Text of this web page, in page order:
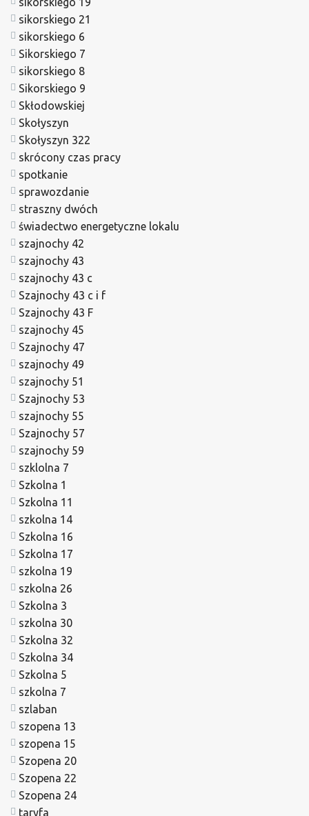
sikorskiego 21
sikorskiego 6
Sikorskiego 7
sikorskiego 8
Sikorskiego 9
Skłodowskiej
Skołyszyn
Skołyszyn 322
skrócony czas pracy
spotkanie
sprawozdanie
straszny dwóch
świadectwo energetyczne lokalu
szajnochy 42
szajnochy 43
szajnochy 43 c
Szajnochy 43 c i f
Szajnochy 43 F
szajnochy 45
Szajnochy 47
szajnochy 49
szajnochy 51
Szajnochy 53
szajnochy 55
Szajnochy 57
szajnochy 59
szklolna 7
Szkolna 1
Szkolna 11
szkolna 14
Szkolna 16
Szkolna 17
szkolna 19
szkolna 26
Szkolna 3
szkolna 30
Szkolna 32
Szkolna 34
Szkolna 5
szkolna 7
szlaban
szopena 13
szopena 15
Szopena 20
Szopena 22
Szopena 24
taryfa